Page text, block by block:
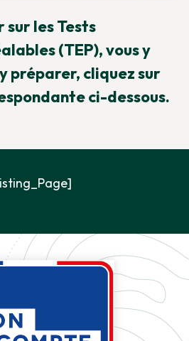
les Tests
(TEP), vous y
préparer, cliquez sur
ci-dessous.